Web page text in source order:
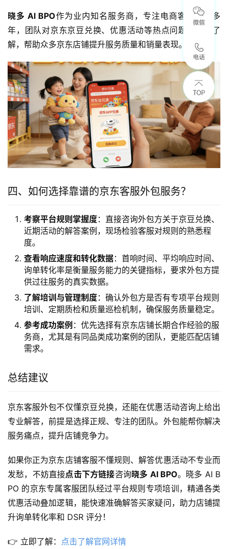
晓多 AI BPO作为业内知名服务商，专注电商客服外包多
年，团队对京东京豆兑换、优惠活动等热点问题有深入了
解，帮助众多京东店铺提升服务质量和销量表现。
四、如何选择靠谱的京东客服外包服务？
考察平台规则掌握度：直接咨询外包方关于京豆兑换、
近期活动的解答案例，现场检验客服对规则的熟悉程
度。
查看响应速度和转化数据：首响时间、平均响应时间、
询单转化率是衡量服务能力的关键指标，要求外包方提
供过往服务的真实数据。
了解培训与管理制度：确认外包方是否有专项平台规则
培训、定期质检和质量巡检机制，确保服务质量稳定。
参考成功案例 ：优先选择有京东店铺长期合作经验的服
务商，尤其是有同品类成功案例的团队，更能匹配店铺
需求。
总结建议
京东客服外包不仅懂京豆兑换，还能在优惠活动咨询上给出
专业解答，前提是选择正规、专注的团队。外包能帮你解决
服务痛点，提升店铺竞争力。
如果你正为京东店铺客服不懂规则、解答优惠活动不专业而
发愁，不妨直接点击下方链接咨询晓多 AI BPO。晓多 AI B
PO 的京东专属客服团队经过平台规则专项培训，精通各类
优惠活动叠加逻辑，能快速准确解答买家疑问，助力店铺提
升询单转化率和 DSR 评分！
👉 立即了解： 点击了解官网详情